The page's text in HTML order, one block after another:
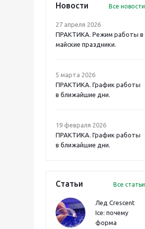
Новости Все новости
27 апреля 2026
ПРАКТИКА. Режим работы в
майские праздники.
5 марта 2026
ПРАКТИКА. График работы
в ближайшие дни.
19 февраля 2026
ПРАКТИКА. График работы
в ближайшие дни.
Статьи Все статьи
Лед Crescent
Ice: почему
форма